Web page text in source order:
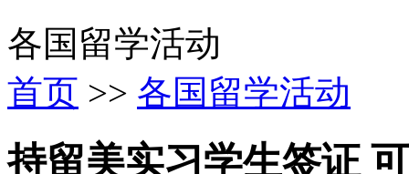
各国留学活动
首页 >> 各国留学活动
持留美实习学生签证